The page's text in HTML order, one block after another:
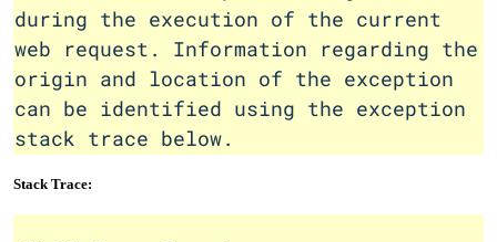
during the execution of the current
web request. Information regarding the
origin and location of the exception
can be identified using the exception
stack trace below.
Stack Trace: